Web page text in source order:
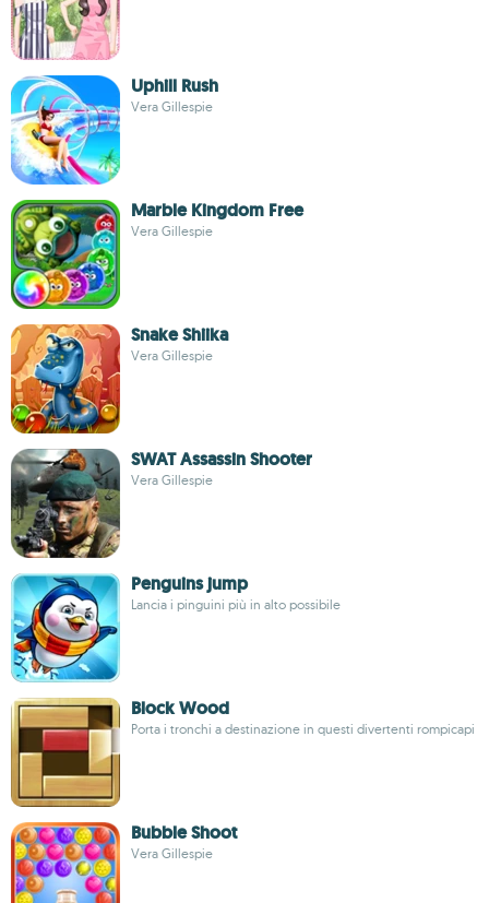
Uphill Rush
Vera Gillespie
Marble Kingdom Free
Vera Gillespie
Snake Shiika
Vera Gillespie
SWAT Assassin Shooter
Vera Gillespie
Penguins jump
Lancia i pinguini più in alto possibile
Block Wood
Porta i tronchi a destinazione in questi divertenti rompicapi
Bubble Shoot
Vera Gillespie